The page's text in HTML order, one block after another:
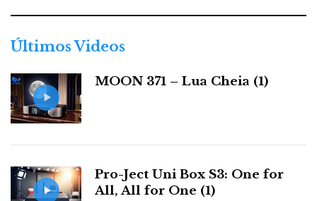
r
i
s
Últimos Videos
MOON 371 – Lua Cheia (1)
Pro-Ject Uni Box S3: One for
All, All for One (1)